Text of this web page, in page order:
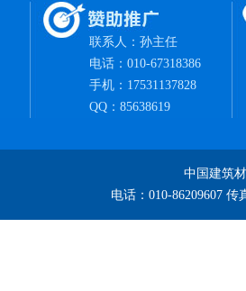
联系人：孙主任
电话：010-67318386
手机：17531137828
QQ：85638619
中国建筑
电话：010-86209607 传